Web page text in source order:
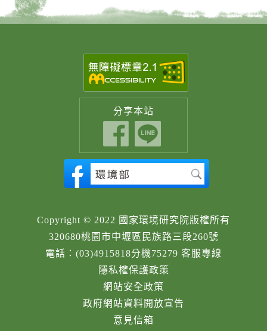
分享本站
Copyright © 2022 國家環境研究院版權所有
320680桃園市中壢區民族路三段260號
電話：(03)4915818分機75279 客服專線
隱私權保護政策
網站安全政策
政府網站資料開放宣告
意見信箱